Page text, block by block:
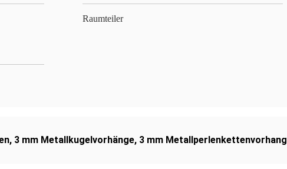
Raumteiler
, 3 mm Metallkugelvorhänge, 3 mm Metallperlenkettenvorhang